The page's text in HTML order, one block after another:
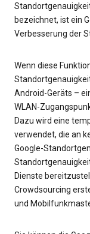
bezeichnet, ist ein
Verbesserung der
Wenn diese
Android-Geräts –
WLAN-
Dazu wird eine
verwendet, die an
Google-
Dienste
Crowdsourcing
und